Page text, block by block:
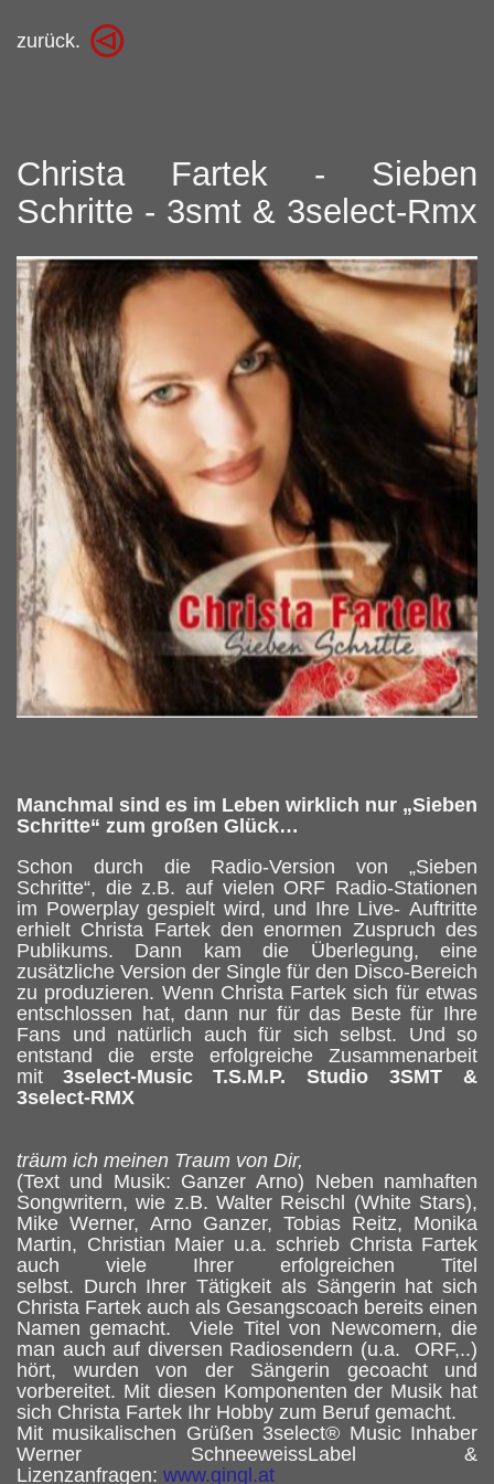
zurück.
Christa Fartek - Sieben
Schritte - 3smt & 3select-Rmx
Manchmal sind es im Leben wirklich nur „Sieben
Schritte“ zum großen Glück…
Schon durch die Radio-Version von „Sieben
Schritte“, die z.B. auf vielen ORF Radio-Stationen
im Powerplay gespielt wird, und Ihre Live- Auftritte
erhielt Christa Fartek den enormen Zuspruch des
Publikums. Dann kam die Überlegung, eine
zusätzliche Version der Single für den Disco-Bereich
zu produzieren. Wenn Christa Fartek sich für etwas
entschlossen hat, dann nur für das Beste für Ihre
Fans und natürlich auch für sich selbst. Und so
entstand die erste erfolgreiche Zusammenarbeit
mit 3select-Music T.S.M.P. Studio 3SMT &
3select-RMX
träum ich meinen Traum von Dir,
(Text und Musik: Ganzer Arno) Neben namhaften
Songwritern, wie z.B. Walter Reischl (White Stars),
Mike Werner, Arno Ganzer, Tobias Reitz, Monika
Martin, Christian Maier u.a. schrieb Christa Fartek
auch viele Ihrer erfolgreichen Titel
selbst. Durch Ihrer Tätigkeit als Sängerin hat sich
Christa Fartek auch als Gesangscoach bereits einen
Namen gemacht. Viele Titel von Newcomern, die
man auch auf diversen Radiosendern (u.a. ORF,..)
hört, wurden von der Sängerin gecoacht und
vorbereitet. Mit diesen Komponenten der Musik hat
sich Christa Fartek Ihr Hobby zum Beruf gemacht.
Mit musikalischen Grüßen 3select® Music Inhaber
Werner SchneeweissLabel &
Lizenzanfragen: www.gingl.at